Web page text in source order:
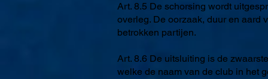
Art. 8.5 De schorsing wordt
overleg. De oorzaak, duur en aard
betrokken partijen.
Art. 8.6 De uitsluiting is de
welke de naam van de club in het